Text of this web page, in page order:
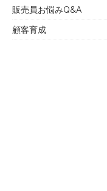
販売員お悩みQ&A
顧客育成